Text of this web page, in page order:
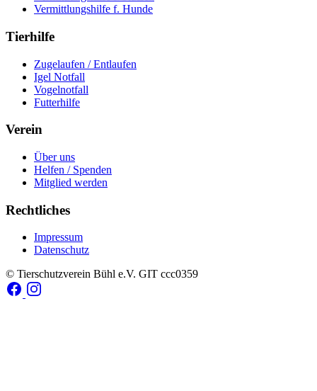
Vermittlungshilfe f. Hunde
Tierhilfe
Zugelaufen / Entlaufen
Igel Notfall
Vogelnotfall
Futterhilfe
Verein
Über uns
Helfen / Spenden
Mitglied werden
Rechtliches
Impressum
Datenschutz
© Tierschutzverein Bühl e.V. GIT ccc0359